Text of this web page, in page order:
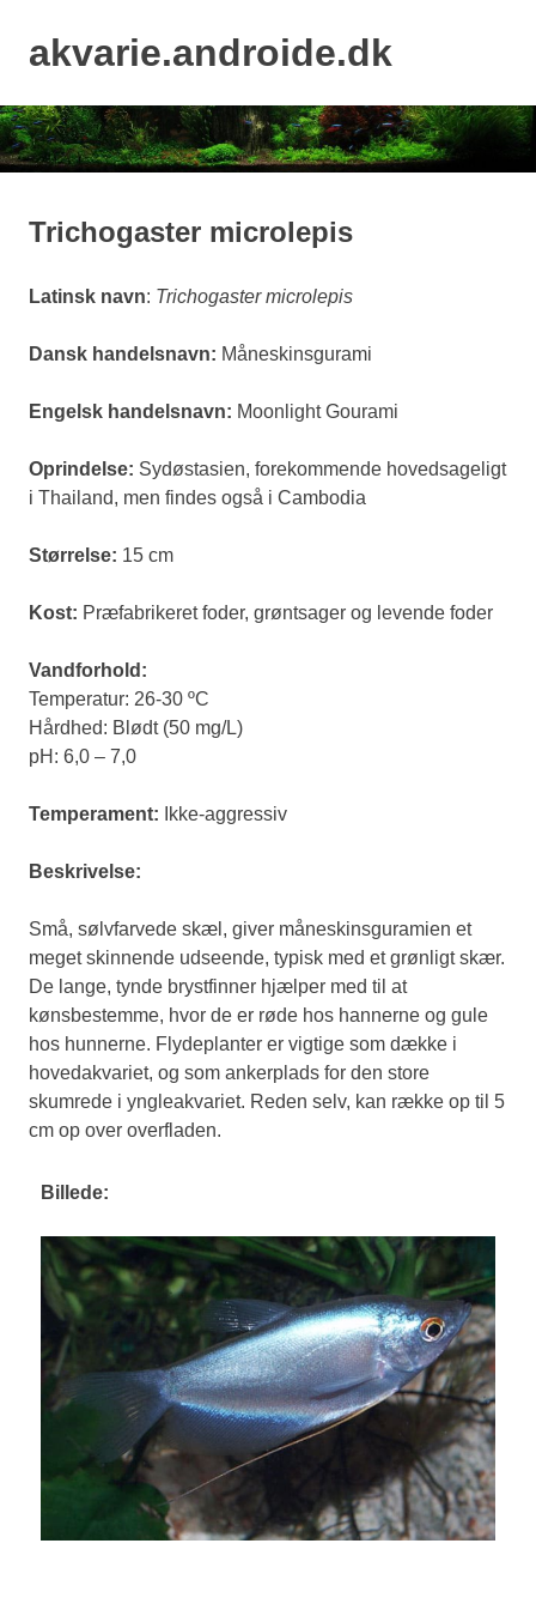
contentakvarie.androide.dk
Trichogaster microlepis
Latinsk navn: Trichogaster microlepis
Dansk handelsnavn: Måneskinsgurami
Engelsk handelsnavn: Moonlight Gourami
Oprindelse: Sydøstasien, forekommende hovedsageligt
i Thailand, men findes også i Cambodia
Størrelse: 15 cm
Kost: Præfabrikeret foder, grøntsager og levende foder
Vandforhold:
Temperatur: 26-30 ºC
Hårdhed: Blødt (50 mg/L)
pH: 6,0 – 7,0
Temperament: Ikke-aggressiv
Beskrivelse:
Små, sølvfarvede skæl, giver måneskinsguramien et
meget skinnende udseende, typisk med et grønligt skær.
De lange, tynde brystfinner hjælper med til at
kønsbestemme, hvor de er røde hos hannerne og gule
hos hunnerne. Flydeplanter er vigtige som dække i
hovedakvariet, og som ankerplads for den store
skumrede i yngleakvariet. Reden selv, kan række op til 5
cm op over overfladen.
Billede: